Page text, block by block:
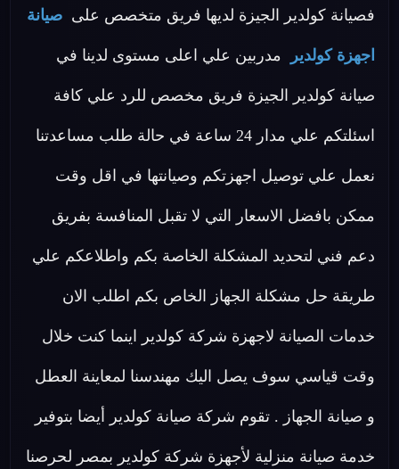
فصيانة كولدير الجيزة لديها فريق متخصص على صيانة
اجهزة كولدير مدربين علي اعلى مستوى لدينا في
صيانة كولدير الجيزة فريق مخصص للرد علي كافة
اسئلتكم علي مدار 24 ساعة في حالة طلب مساعدتنا
نعمل علي توصيل اجهزتكم وصيانتها في اقل وقت
ممكن بافضل الاسعار التي لا تقبل المنافسة بفريق
دعم فني لتحديد المشكلة الخاصة بكم واطلاعكم علي
طريقة حل مشكلة الجهاز الخاص بكم اطلب الان
خدمات الصيانة لاجهزة شركة كولدير اينما كنت خلال
وقت قياسي سوف يصل اليك مهندسنا لمعاينة العطل
و صيانة الجهاز . تقوم شركة صيانة كولدير أيضا بتوفير
خدمة صيانة منزلية لأجهزة شركة كولدير بمصر لحرصنا